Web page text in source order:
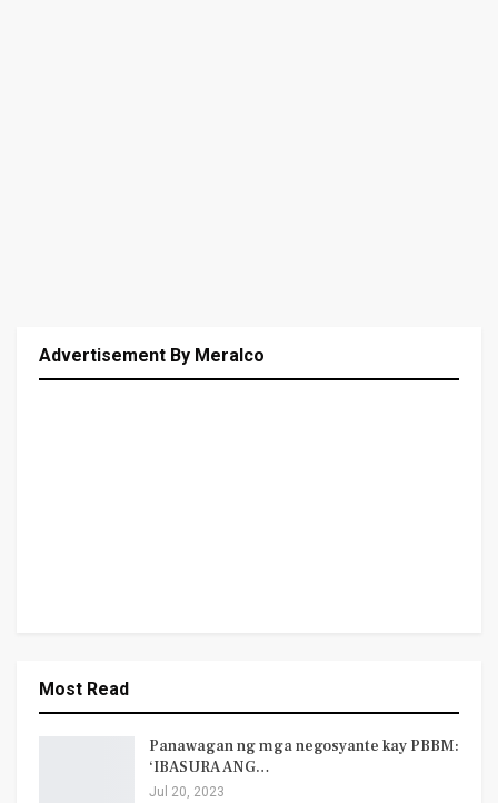
Advertisement By Meralco
Most Read
Panawagan ng mga negosyante kay PBBM:
‘IBASURA ANG…
Jul 20, 2023